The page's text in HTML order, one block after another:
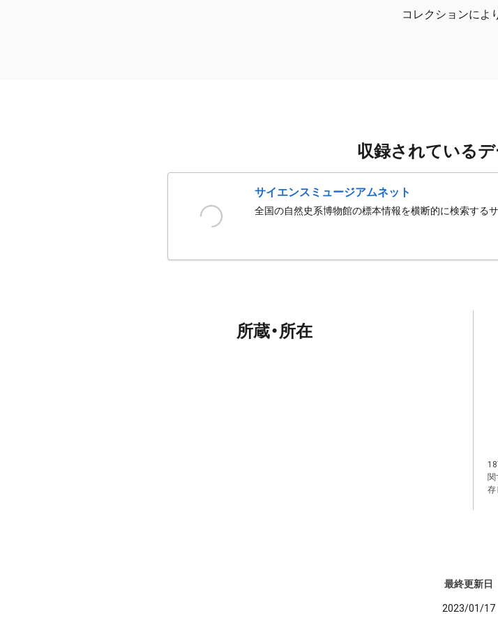
コレクションによ
収録されている
サイエンスミュージアムネット
全国の自然史系博物館の標本情報を横断的に検索する
所蔵・所在
関
存
最終更新日
2023/01/17